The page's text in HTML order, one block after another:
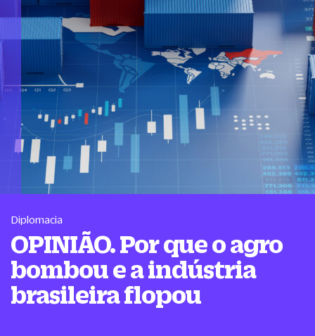
Diplomacia
OPINIÃO. Por que o agro
bombou e a indústria
brasileira flopou